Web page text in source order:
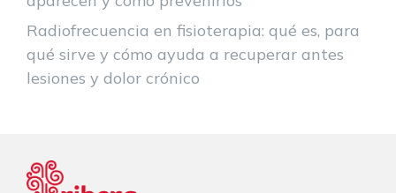
Radiofrecuencia en fisioterapia: qué es, para
qué sirve y cómo ayuda a recuperar antes
lesiones y dolor crónico